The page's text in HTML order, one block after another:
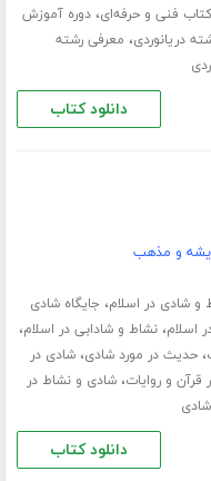
کتاب فنی و حرفه‌ای،دوره آموزش
دریانوردی، معرفی رشته
دانلود کتاب
و مذهب
و شادی در اسلام، جایگاه شادی
اسلام،نشاط و شادابی در اسلام،
،حدیث در مورد شادی،شادی در
قرآن و روایات،شادی و نشاط در
دانلود کتاب